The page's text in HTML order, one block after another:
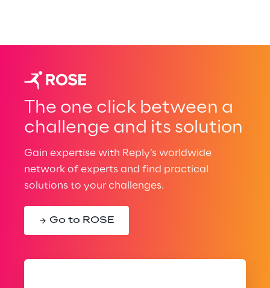
The one click between a
challenge and its solution
Gain expertise with Reply’s worldwide
network of experts and find practical
solutions to your challenges.
Go to ROSE